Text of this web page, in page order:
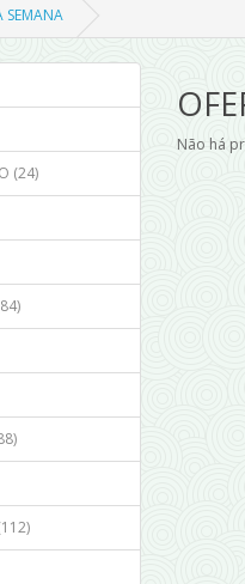
SEMANA
(24)
Não há